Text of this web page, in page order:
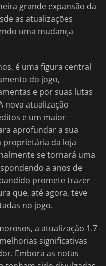
grande expansão da
as atualizações
uma mudança
é uma figura central
do jogo,
e por suas lutas
nova atualização
e um maior
aprofundar a sua
proprietária da loja
se tornará uma
a anos de
promete trazer
que, até agora, teve
no jogo.
a atualização 1.7
significativas
Embora as notas